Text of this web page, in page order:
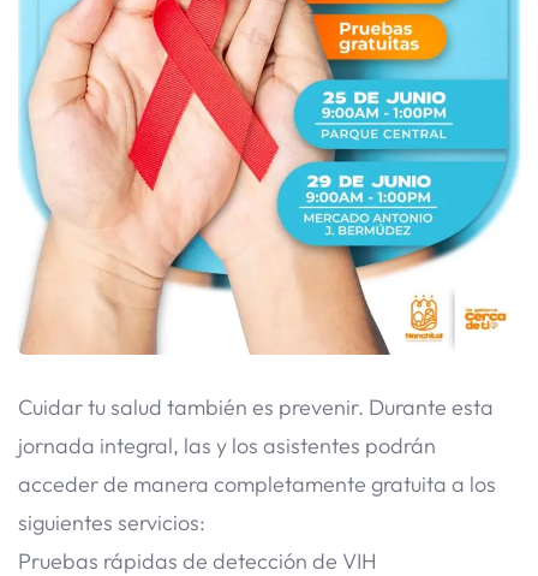
​Cuidar tu salud también es prevenir. Durante esta
jornada integral, las y los asistentes podrán
acceder de manera completamente gratuita a los
siguientes servicios:
Pruebas rápidas de detección de VIH